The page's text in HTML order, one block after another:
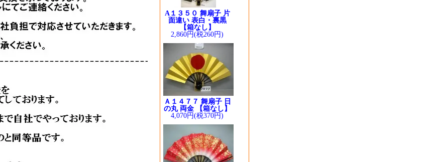
A１３５０ 舞扇子 片
面違い 表白・裏黒
【箱なし】
2,860円(税260円)
Ａ１４７７ 舞扇子 日
の丸 両金 【箱なし】
4,070円(税370円)